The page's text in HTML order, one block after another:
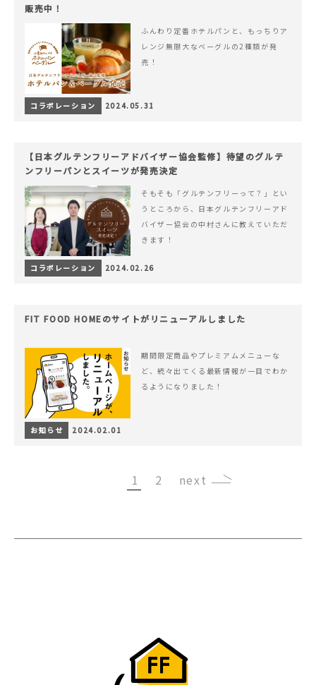
販売中！
ふんわり定番ホテルパンと、もっちりア
レンジ無限大なベーグルの2種類が発
売！
コラボレーション 2024.05.31
【日本グルテンフリーアドバイザー協会監修】待望のグルテ
ンフリーパンとスイーツが発売決定
そもそも「グルテンフリーって？」とい
うところから、日本グルテンフリーアド
バイザー協会の中村さんに教えていただ
きます！
コラボレーション 2024.02.26
FIT FOOD HOMEのサイトがリニューアルしました
期間限定商品やプレミアムメニューな
ど、続々出てくる最新情報が一目でわか
るようになりました！
お知らせ 2024.02.01
1 2 ›